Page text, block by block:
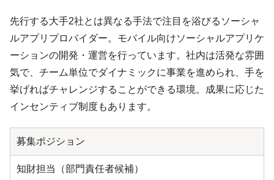
先行する大手2社とは異なる手法で注目を浴びるソーシャ
ルアプリプロバイダー。モバイル向けソーシャルアプリケ
ーションの開発・運営を行っています。社内は活発な雰囲
気で、チーム単位でダイナミックに事業を進められ、手を
挙げればチャレンジすることができる環境。成果に応じた
インセンティブ制度もあります。
募集ポジション
知財担当（部門責任者候補）